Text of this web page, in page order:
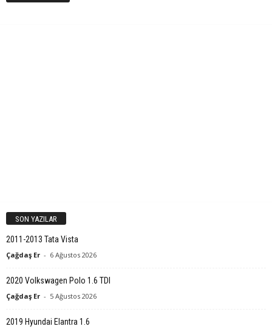
SON YAZILAR
2011-2013 Tata Vista
Çağdaş Er - 6 Ağustos 2026
2020 Volkswagen Polo 1.6 TDI
Çağdaş Er - 5 Ağustos 2026
2019 Hyundai Elantra 1.6